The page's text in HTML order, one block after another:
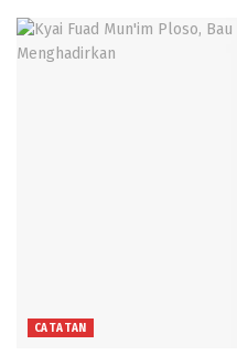
CATATAN